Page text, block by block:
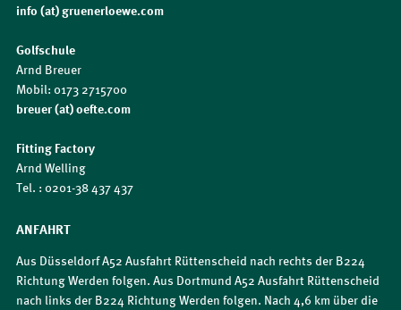
info (at) gruenerloewe.com
Golfschule
Arnd Breuer
Mobil: 0173 2715700
breuer (at) oefte.com
Fitting Factory
Arnd Welling
Tel. : 0201-38 437 437
ANFAHRT
Aus Düsseldorf A52 Ausfahrt Rüttenscheid nach rechts der B224
Richtung Werden folgen. Aus Dortmund A52 Ausfahrt Rüttenscheid
nach links der B224 Richtung Werden folgen. Nach 4,6 km über die